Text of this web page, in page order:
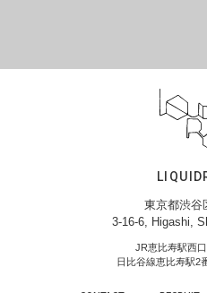
東京都渋谷
3-16-6, Higashi,
JR恵比寿駅西
日比谷線恵比寿駅2